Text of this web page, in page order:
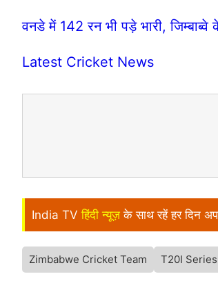
वनडे में 142 रन भी पड़े भारी,
Latest Cricket News
India TV हिंदी न्यूज़ के साथ रहें हर दिन
Zimbabwe Cricket Team T20I Series